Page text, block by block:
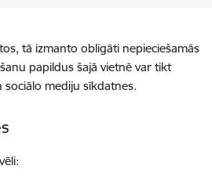
tā izmanto obligāti nepieciešamās
papildus šajā vietnē var tikt
mediju sīkdatnes.